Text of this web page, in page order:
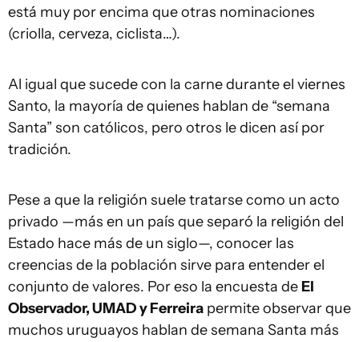
está muy por encima que otras nominaciones
(criolla, cerveza, ciclista…).
Al igual que sucede con la carne durante el viernes
Santo, la mayoría de quienes hablan de “semana
Santa” son católicos, pero otros le dicen así por
tradición.
Pese a que la religión suele tratarse como un acto
privado —más en un país que separó la religión del
Estado hace más de un siglo—, conocer las
creencias de la población sirve para entender el
conjunto de valores. Por eso la encuesta de El
Observador, UMAD y Ferreira permite observar que
muchos uruguayos hablan de semana Santa más